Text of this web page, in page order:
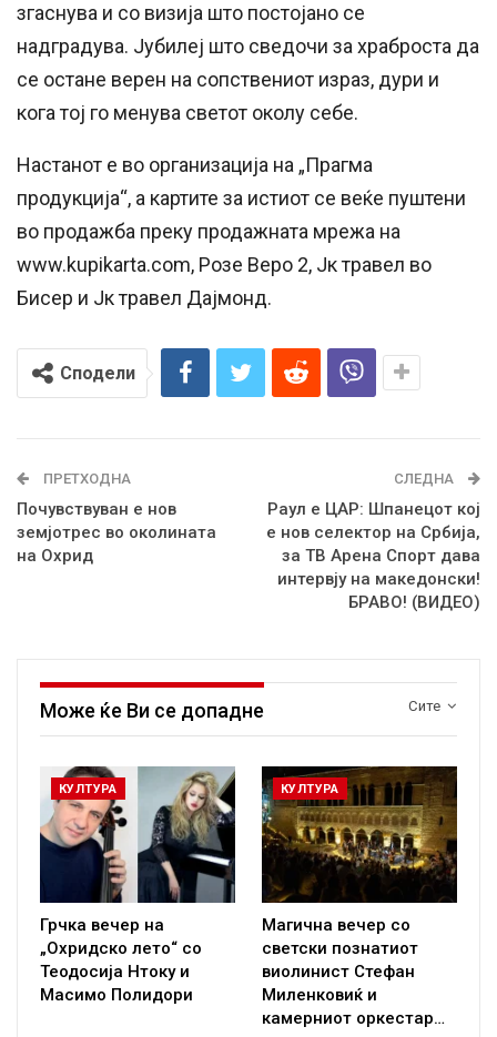
згаснува и со визија што постојано се
надградува. Јубилеј што сведочи за храброста да
се остане верен на сопствениот израз, дури и
кога тој го менува светот околу себе.
Настанот е во организација на „Прагма
продукција“, а картите за истиот се веќе пуштени
во продажба преку продажната мрежа на
www.kupikarta.com, Розе Веро 2, Јк травел во
Бисер и Јк травел Дајмонд.
Сподели
ПРЕТХОДНА
Почувствуван е нов
земјотрес во околината
на Охрид
СЛЕДНА
Раул е ЦАР: Шпанецот кој
е нов селектор на Србија,
за ТВ Арена Спорт дава
интервју на македонски!
БРАВО! (ВИДЕО)
Сите
Може ќе Ви се допадне
КУЛТУРА
Грчка вечер на
„Охридско лето“ со
Теодосија Нтоку и
Масимо Полидори
КУЛТУРА
Магична вечер со
светски познатиот
виолинист Стефан
Миленковиќ и
камерниот оркестар…